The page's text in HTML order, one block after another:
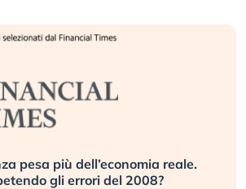
pesa più dell’economia reale.
gli errori del 2008?